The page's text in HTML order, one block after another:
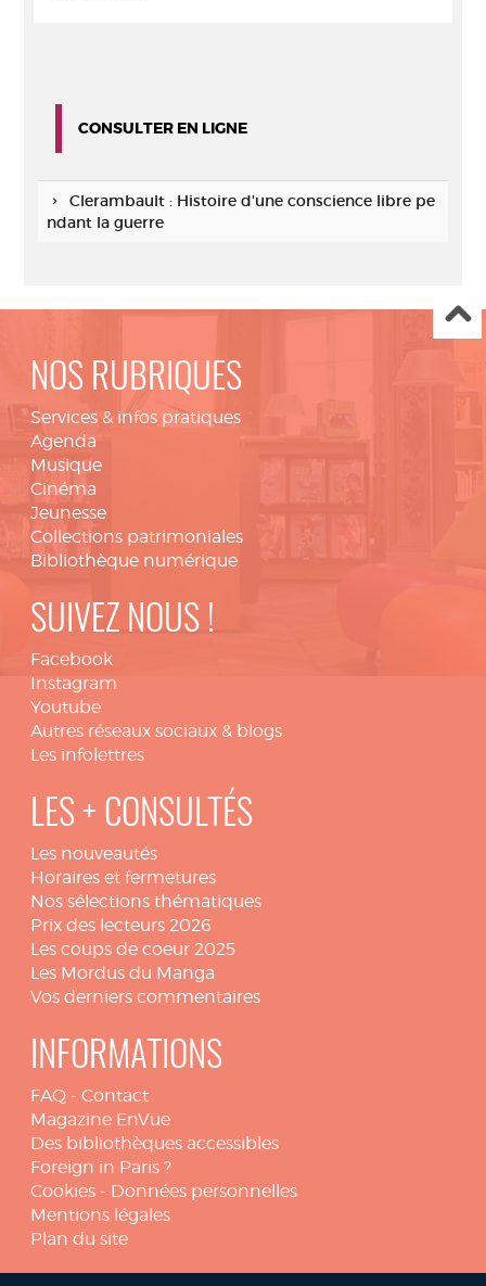
CONSULTER EN LIGNE
Clerambault : Histoire d'une conscience libre pe
ndant la guerre
NOS RUBRIQUES
Services & infos pratiques
Agenda
Musique
Cinéma
Jeunesse
Collections patrimoniales
Bibliothèque numérique
SUIVEZ NOUS !
Facebook
Instagram
Youtube
Autres réseaux sociaux & blogs
Les infolettres
LES + CONSULTÉS
Les nouveautés
Horaires et fermetures
Nos sélections thématiques
Prix des lecteurs 2026
Les coups de coeur 2025
Les Mordus du Manga
Vos derniers commentaires
INFORMATIONS
FAQ - Contact
Magazine EnVue
Des bibliothèques accessibles
Foreign in Paris ?
Cookies - Données personnelles
Mentions légales
Plan du site